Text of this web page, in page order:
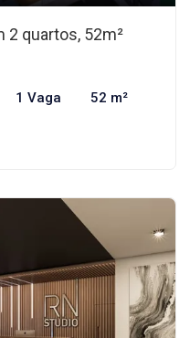
2 quartos, 52m²
1 Vaga 52 m²